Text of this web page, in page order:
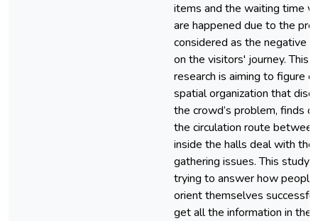
items and the waiting time
are happened due to the
considered as the negative
on the visitors' journey. This
research is aiming to figure
spatial organization that
the crowd’s problem, finds
the circulation route
inside the halls deal with the
gathering issues. This study
trying to answer how people
orient themselves
get all the information in the